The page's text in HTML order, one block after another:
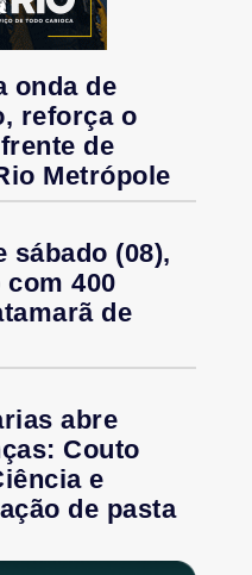
onda de
reforça o
de
Metrópole
sábado (08),
400
de
abre
Couto
e
de pasta